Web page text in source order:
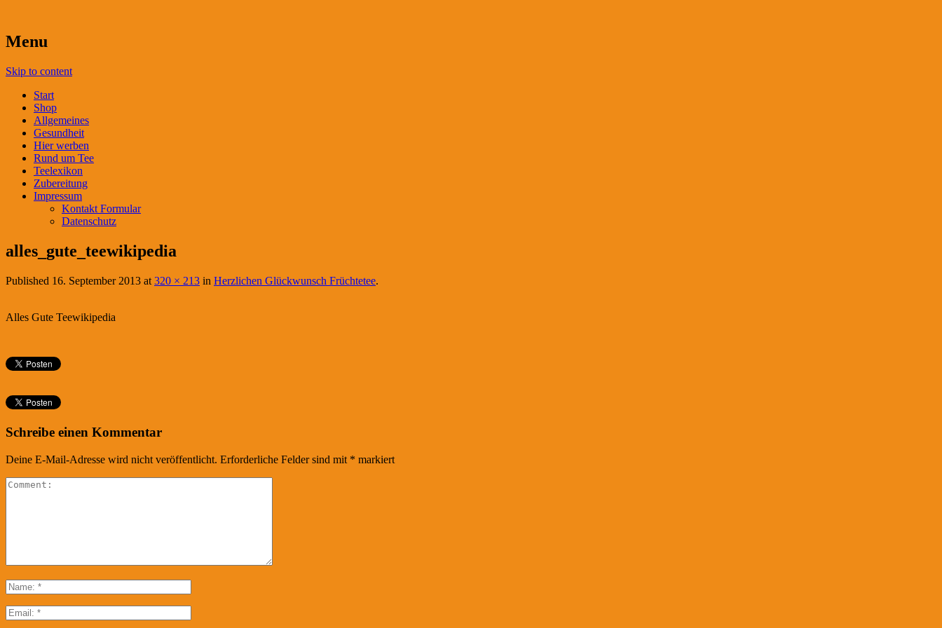
Menu
Skip to content
Start
Shop
Allgemeines
Gesundheit
Hier werben
Rund um Tee
Teelexikon
Zubereitung
Impressum
Kontakt Formular
Datenschutz
alles_gute_teewikipedia
Published 16. September 2013 at 320 × 213 in Herzlichen Glückwunsch Früchtetee.
Alles Gute Teewikipedia
Schreibe einen Kommentar
Deine E-Mail-Adresse wird nicht veröffentlicht. Erforderliche Felder sind mit * markiert